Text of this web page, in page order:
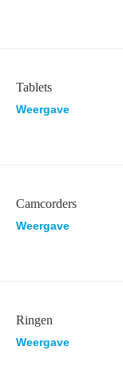
Tablets
Weergave
Camcorders
Weergave
Ringen
Weergave